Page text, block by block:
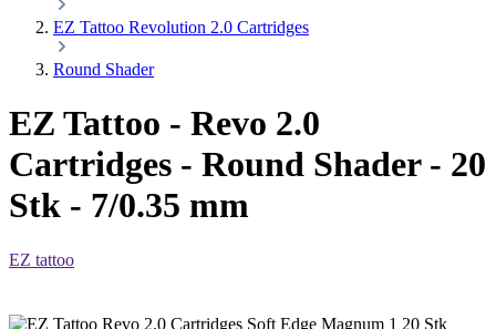
EZ Tattoo Revolution 2.0 Cartridges
Round Shader
EZ Tattoo - Revo 2.0
Cartridges - Round Shader - 20
Stk - 7/0.35 mm
EZ tattoo